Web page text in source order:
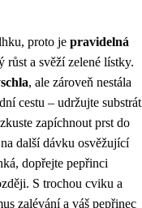
proto je pravidelná
růst a svěží zelené lístky.
, ale zároveň nestála
cestu – udržujte substrát
zapíchnout prst do
další dávku osvěžující
dopřejte pepřinci
S trochou cviku a
zalévání a váš pepřinec